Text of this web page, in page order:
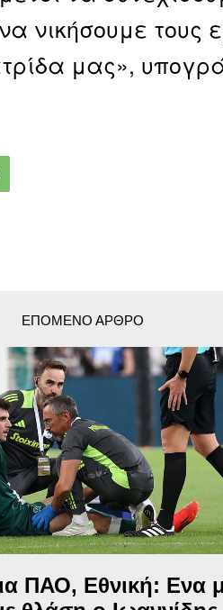
νικήσουμε τους
μας»,
ΕΠΌΜΕΝΟ ΆΡΘΡΟ
ΠΑΟ, Εθνική: Ενα